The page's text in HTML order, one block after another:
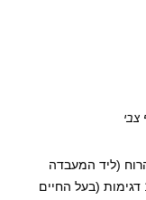
צבי
למדעי הרוח (ליד המעבדה
הלאומית) וכולל פוחלצים רבים ויותר מ-13,000 דגימות (בעל החיים